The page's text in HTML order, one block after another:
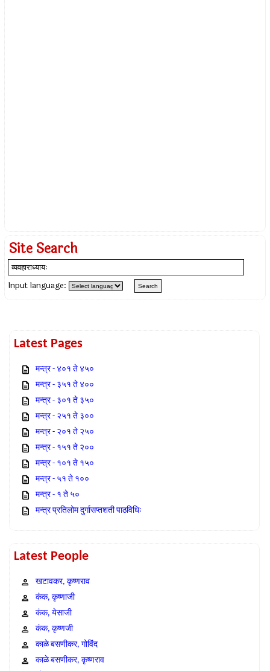
Site Search
Input language:
Latest Pages
मन्त्र - ४०१ ते ४५०
मन्त्र - ३५१ ते ४००
मन्त्र - ३०१ ते ३५०
मन्त्र - २५१ ते ३००
मन्त्र - २०१ ते २५०
मन्त्र - १५१ ते २००
मन्त्र - १०१ ते १५०
मन्त्र - ५१ ते १००
मन्त्र - १ ते ५०
मन्त्र प्रतिलोम दुर्गासप्तशती पाठविधिः
Latest People
खटावकर, कृष्णराव
कंक, कृष्णाजी
कंक, येसाजी
कंक, कृष्णजी
काळे बसणीकर, गोविंद
काळे बसणीकर, कृष्णराव